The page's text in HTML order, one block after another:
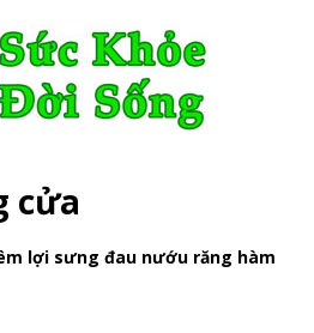
cửa
lợi sưng đau nướu răng hàm